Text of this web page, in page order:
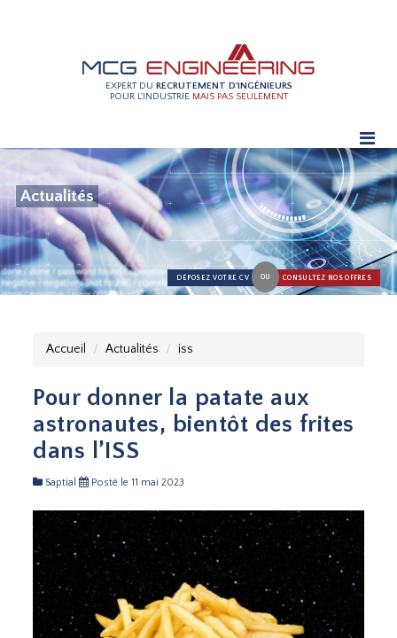
EXPERT DU RECRUTEMENT D'INGÉNIEURS
POUR L'INDUSTRIE MAIS PAS SEULEMENT
Actualités
DÉPOSEZ VOTRE CV OU CONSULTEZ NOS OFFRES
Accueil Actualités iss
Pour donner la patate aux
astronautes, bientôt des frites
dans l’ISS
Saptial Posté le 11 mai 2023